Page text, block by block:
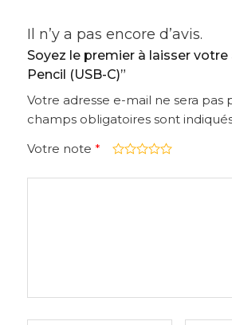
Il n’y a pas encore d’avis.
Soyez le premier à laisser votre
Pencil (USB-C)”
Votre adresse e-mail ne sera pas
champs obligatoires sont
Votre note *